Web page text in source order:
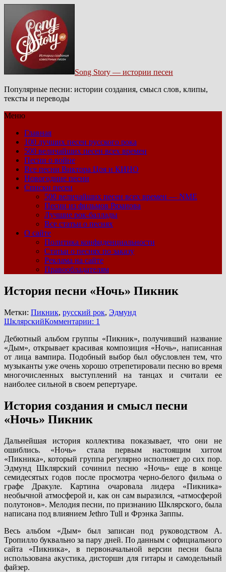
Song Story — истории песен
Популярные песни: истории создания, смысл слов, клипы,
тексты и переводы
Меню
Главная
100 лучших песен русского рока
500 величайших песен всех времен
Песни о войне
Все песни Виктора Цоя и КИНО
Новогодние песни
Списки песен
500 величайших песен всех времен — NME
Песни из фильмов Рязанова
Лучшие рок-баллады
Все статьи о песнях
О сайте
Политика конфиденциальности
Статьи о песнях по заказу
Реклама на сайте
Правообладателям
История песни «Ночь» Пикник
Метки: Пикник, русский рок, Эдмунд
ШклярскийКомментарии: 1
Дебютный альбом группы «Пикник», получивший название
«Дым», открывает красивая композиция «Ночь», написанная
от лица вампира. Подобный выбор был обусловлен тем, что
музыканты уже очень хорошо отрепетировали песню во время
многочисленных выступлений на танцах и считали ее
наиболее сильной в своем репертуаре.
История создания и смысл песни
«Ночь» Пикник
Дальнейшая история коллектива показывает, что они не
ошиблись. «Ночь» стала первым настоящим хитом
«Пикника», который группа регулярно исполняет до сих пор.
Эдмунд Шклярский сочинил песню «Ночь» еще в конце
семидесятых годов после просмотра черно-белого фильма о
графе Дракуле. Картина очаровала лидера «Пикника»
необычной атмосферой и, как он сам выразился, «атмосферой
полутонов». Мелодия песни, по признанию Шклярского, была
написана под влиянием Jethro Tull и Фрэнка Заппы.
Весь альбом «Дым» был записан под руководством А.
Тропилло буквально за пару дней. По данным с официального
сайта «Пикника», в первоначальной версии песни была
использована акустика, дисторшн для гитары и самодельный
файзер.